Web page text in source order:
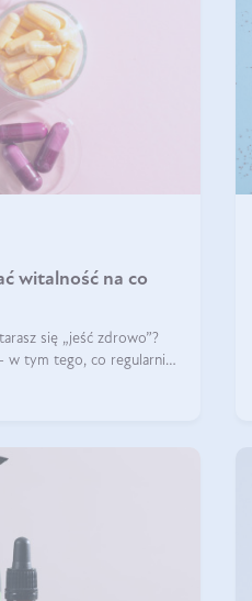
witalność na co
się „jeść zdrowo”?
w tym tego, co regularnie